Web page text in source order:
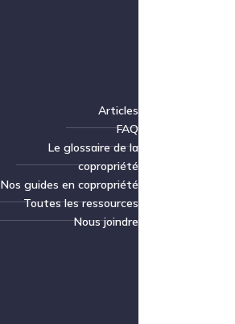
Articles
FAQ
Le glossaire de la
copropriété
Nos guides en copropriété
Toutes les ressources
Nous joindre